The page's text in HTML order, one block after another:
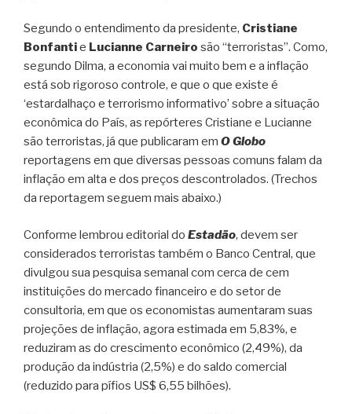
Segundo o entendimento da presidente, Cristiane
Bonfantie Lucianne Carneiro são “terroristas”. Como,
segundo Dilma, a economia vai muito bem e a inflação
está sob rigoroso controle, e que o que existe é
‘estardalhaço e terrorismo informativo’ sobre a situação
econômica do País, as repórteres Cristiane e Lucianne
são terroristas, já que publicaram em O Globo
reportagens em que diversas pessoas comuns falam da
inflação em alta e dos preços descontrolados. (Trechos
da reportagem seguem mais abaixo.)
Conforme lembrou editorial do Estadão, devem ser
considerados terroristas também o Banco Central, que
divulgou sua pesquisa semanal com cerca de cem
instituições do mercado financeiro e do setor de
consultoria, em que os economistas aumentaram suas
projeções de inflação, agora estimada em 5,83%, e
reduziram as do crescimento econômico (2,49%), da
produção da indústria (2,5%) e do saldo comercial
(reduzido para pífios US$ 6,55 bilhões).